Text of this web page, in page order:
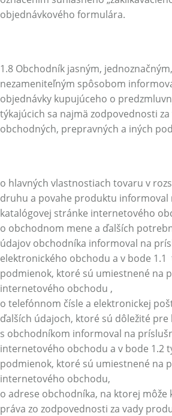
objednávkového formulára.
1.8 Obchodník jasným,
nezameniteľným spôsobom
objednávky kupujúceho o
týkajúcich sa najmä zodpovednosti
obchodných, prepravných a iných
o hlavných vlastnostiach tovaru v
druhu a povahe produktu informoval
katalógovej stránke internetového
o obchodnom mene a ďalších
údajov obchodníka informoval na
elektronického obchodu a v bode
podmienok, ktoré sú umiestnené na
internetového obchodu ,
o telefónnom čísle a elektronickej
ďalších údajoch, ktoré sú dôležité
s obchodníkom informoval na
internetového obchodu a v bode 1.2
podmienok, ktoré sú umiestnené na
internetového obchodu,
o adrese obchodníka, na ktorej
práva zo zodpovednosti za vady